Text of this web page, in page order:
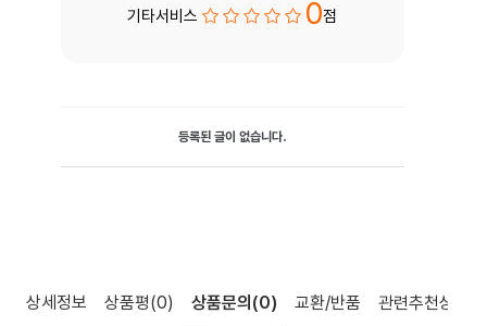
기타서비스 0점
등록된 글이 없습니다.
상세정보 상품평(0) 상품문의 (0) 교환/반품 관련추천상품